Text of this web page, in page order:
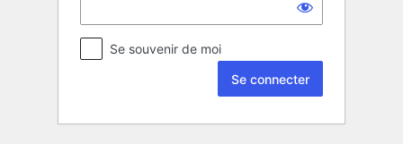
Se souvenir de moi